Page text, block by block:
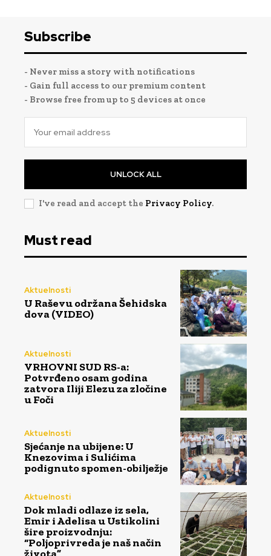
Subscribe
- Never miss a story with notifications
- Gain full access to our premium content
- Browse free from up to 5 devices at once
UNLOCK ALL
I've read and accept the Privacy Policy.
Must read
Aktuelnosti
U Raševu održana Šehidska
dova (VIDEO)
Aktuelnosti
VRHOVNI SUD RS-a:
Potvrđeno osam godina
zatvora Iliji Elezu za zločine
u Foči
Aktuelnosti
Sjećanje na ubijene: U
Knezovima i Sulićima
podignuto spomen-obilježje
Aktuelnosti
Dok mladi odlaze iz sela,
Emir i Adelisa u Ustikolini
šire proizvodnju:
“Poljoprivreda je naš način
života”